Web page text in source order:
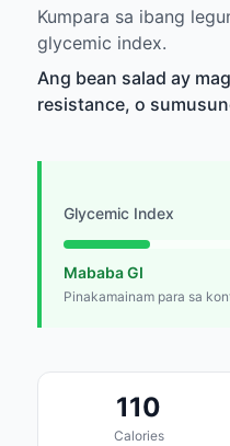
Kumpara sa ibang
glycemic index.
Ang bean salad ay
resistance, o
Glycemic Index
Mababa GI
Pinakamainam para sa
110
Calories